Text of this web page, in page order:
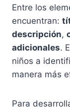
Entre los
encuentran:
descripción,
adicionales.
niños a
manera más
Para